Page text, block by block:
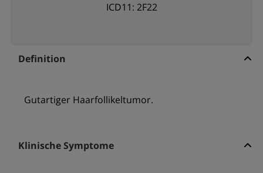
ICD11: 2F22
Definition
Gutartiger Haarfollikeltumor.
Klinische Symptome